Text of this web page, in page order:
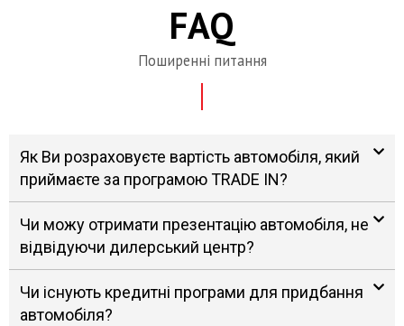
FAQ
Поширенні питання
Як Ви розраховуєте вартість автомобіля, який
приймаєте за програмою TRADE IN?
Чи можу отримати презентацію автомобіля, не
відвідуючи дилерський центр?
Чи існують кредитні програми для придбання
автомобіля?